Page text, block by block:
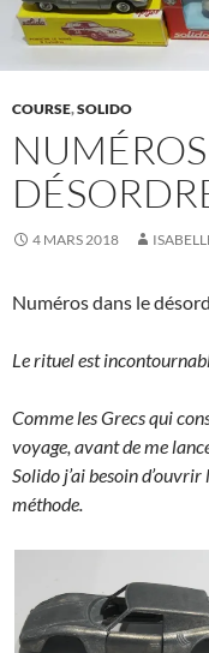
COURSE,SOLIDO
4 MARS 2018
Numéros dans le
Le rituel est
Comme les Grecs qui
voyage, avant de me
Solido j’ai besoin
méthode.